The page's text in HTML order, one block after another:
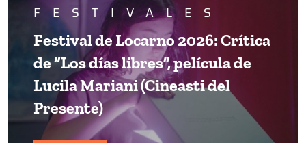
FESTIVALES
Festival de Locarno 2026: Crítica
de “Los días libres”, película de
Lucila Mariani (Cineasti del
Presente)